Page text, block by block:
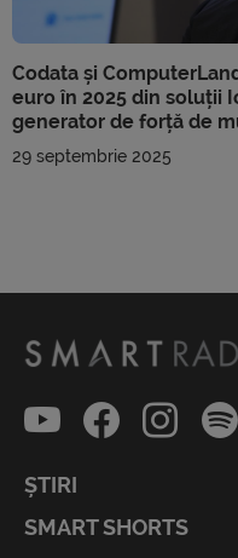
Codata și
euro în 2025 din soluții
generator de forță de
29 septembrie 2025
ȘTIRI
SMART SHORTS